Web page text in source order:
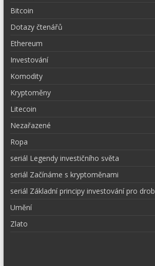
Bitcoin
Dotazy čtenářů
Ethereum
Investování
Komodity
Kryptoměny
Litecoin
Nezařazené
Ropa
seriál Legendy investičního světa
seriál Začínáme s kryptoměnami
seriál Základní principy investování pro
Umění
Zlato